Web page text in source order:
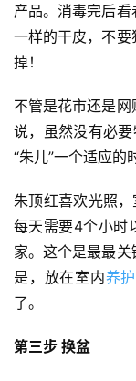
页
产品。消毒完后
一样的干皮，不
掉！
不管是花市还是
说，虽然没有必
“朱儿”一个适应
朱顶红喜欢光照
每天需要4个小时
家。这个是最最
是，放在室内养护
了。
第三步 换盆